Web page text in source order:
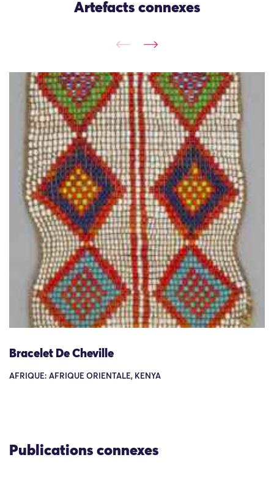
Artefacts connexes
Bracelet De Cheville
AFRIQUE: AFRIQUE ORIENTALE, KENYA
Publications connexes